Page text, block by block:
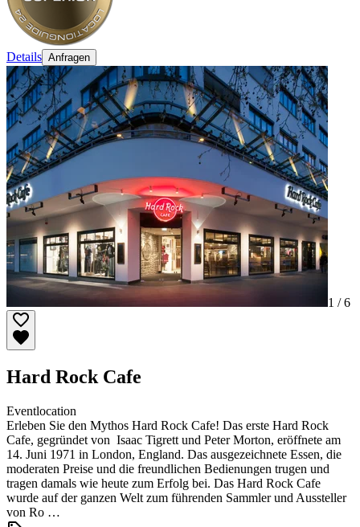
Details Anfragen
1 /6
Hard Rock Cafe
Eventlocation
Erleben Sie den Mythos Hard Rock Cafe! Das erste Hard Rock
Cafe, gegründet von Isaac Tigrett und Peter Morton, eröffnete am
14. Juni 1971 in London, England. Das ausgezeichnete Essen, die
moderaten Preise und die freundlichen Bedienungen trugen und
tragen damals wie heute zum Erfolg bei. Das Hard Rock Cafe
wurde auf der ganzen Welt zum führenden Sammler und Aussteller
von Ro …